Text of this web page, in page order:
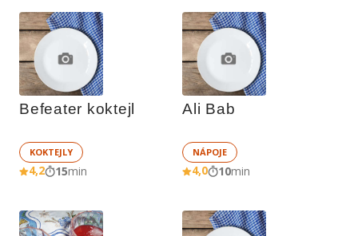
Befeater koktejl
KOKTEJLY
4,2 15min
Ali Bab
NÁPOJE
4,0 10min